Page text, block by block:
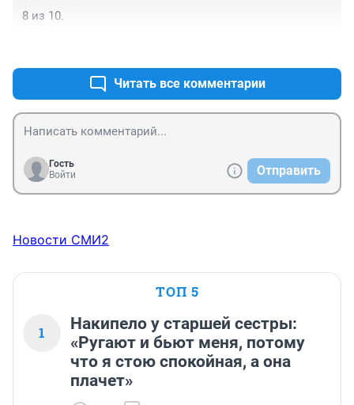
8 из 10.
Читать все комментарии
Гость
Войти
Отправить
Новости СМИ2
ТОП 5
1
Накипело у старшей сестры:
«Ругают и бьют меня, потому
что я стою спокойная, а она
плачет»